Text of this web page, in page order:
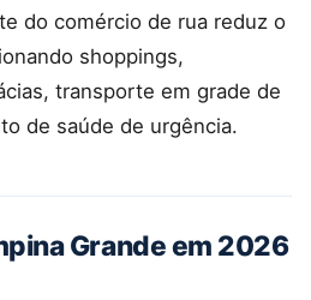
do comércio de rua reduz o
shoppings,
transporte em grade de
de saúde de urgência.
Grande em 2026